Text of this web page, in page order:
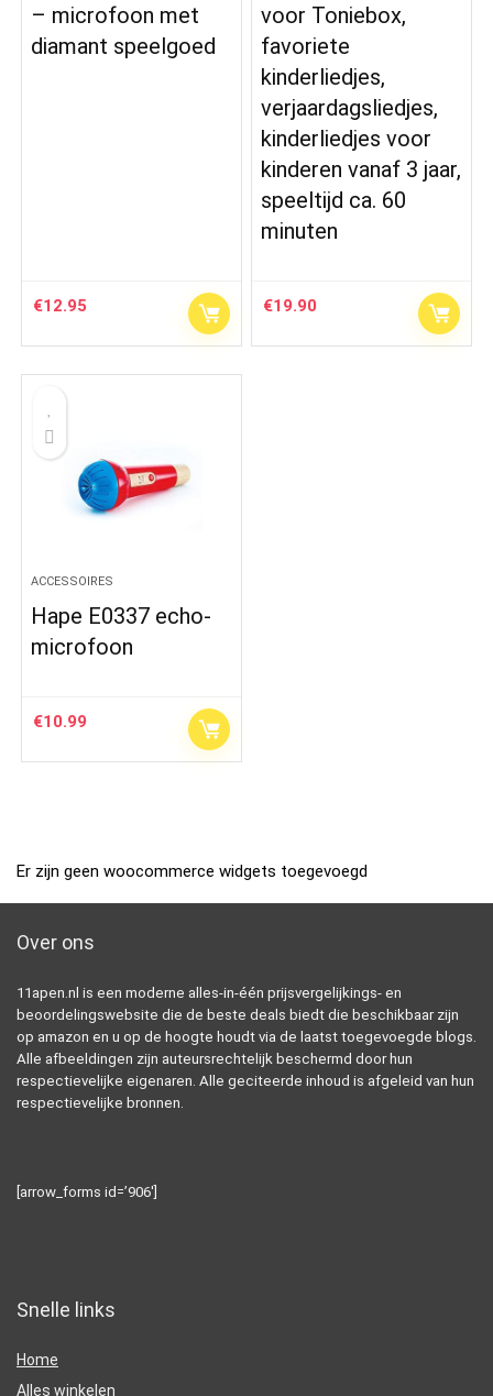
– microfoon met
diamant speelgoed
€12.95
voor Toniebox,
favoriete
kinderliedjes,
verjaardagsliedjes,
kinderliedjes voor
kinderen vanaf 3 jaar,
speeltijd ca. 60
minuten
€19.90
ACCESSOIRES
Hape E0337 echo-
microfoon
€10.99
Er zijn geen woocommerce widgets toegevoegd
Over ons
11apen.nl is een moderne alles-in-één prijsvergelijkings- en
beoordelingswebsite die de beste deals biedt die beschikbaar zijn
op amazon en u op de hoogte houdt via de laatst toegevoegde blogs.
Alle afbeeldingen zijn auteursrechtelijk beschermd door hun
respectievelijke eigenaren. Alle geciteerde inhoud is afgeleid van hun
respectievelijke bronnen.
[arrow_forms id=’906′]
Snelle links
Home
Alles winkelen